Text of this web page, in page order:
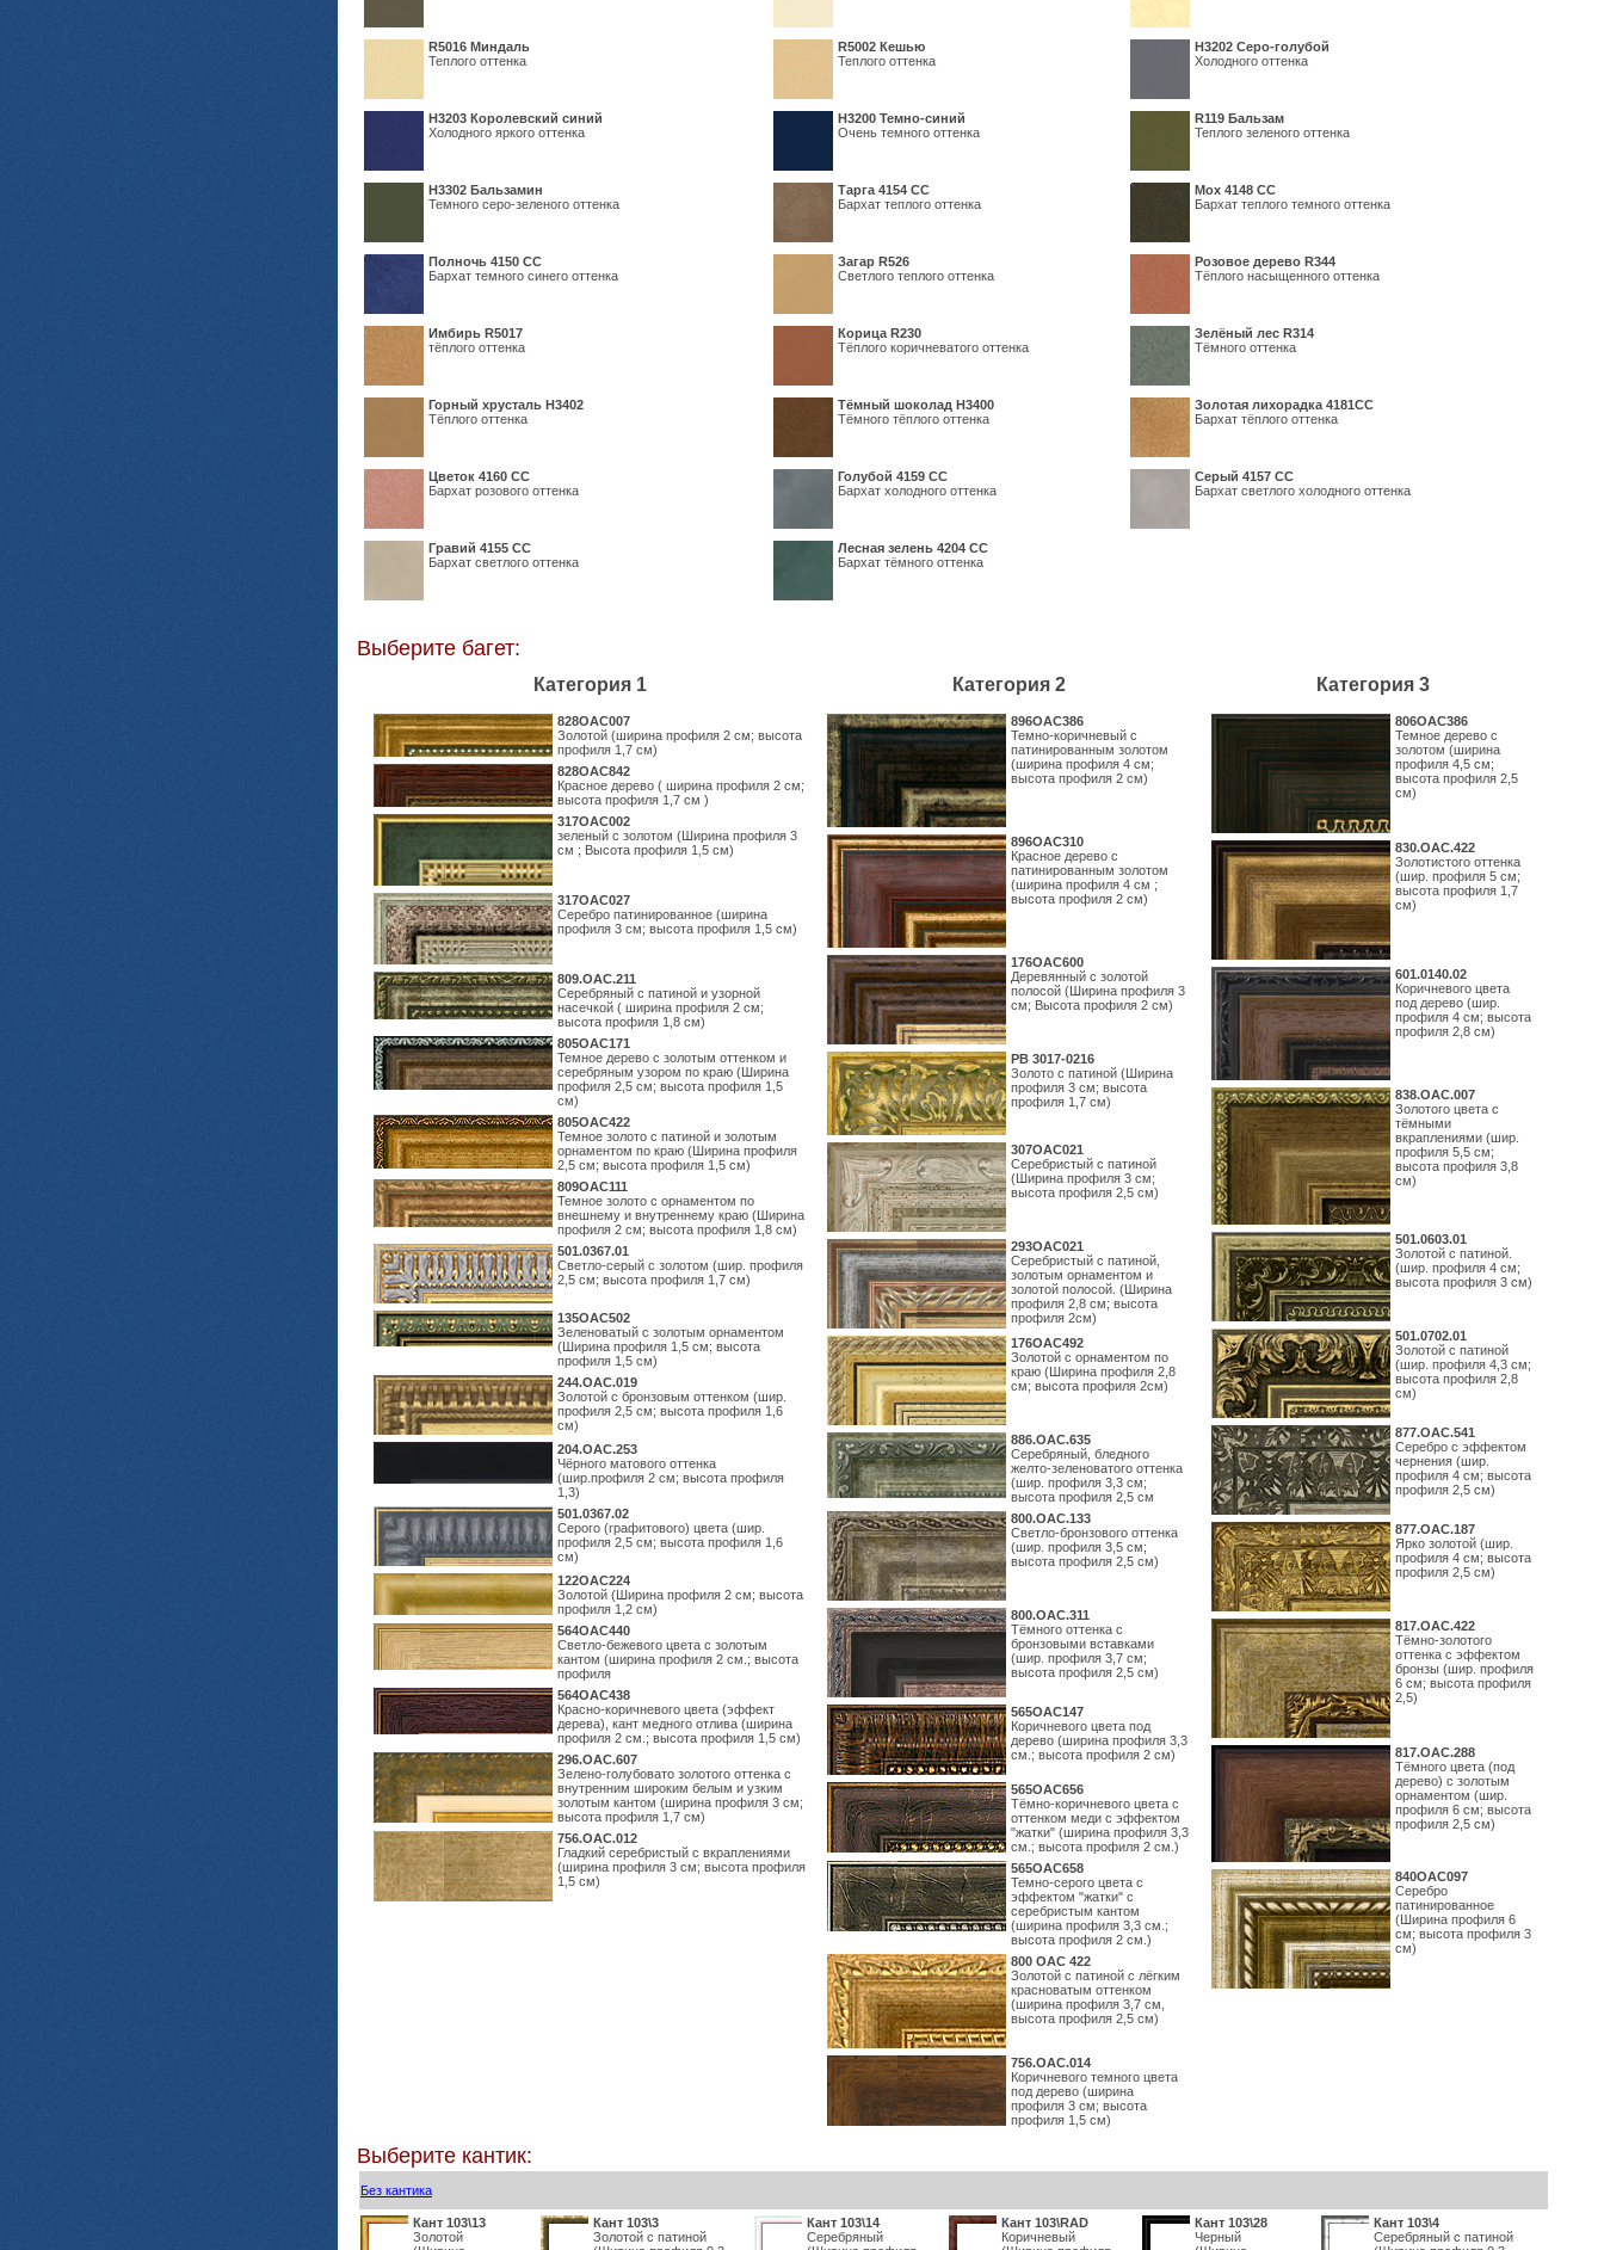
R5016 Миндаль
Теплого оттенка
R5002 Кешью
Теплого оттенка
Н3202 Серо-голубой
Холодного оттенка
Н3203 Королевский синий
Холодного яркого оттенка
Н3200 Темно-синий
Очень темного оттенка
R119 Бальзам
Теплого зеленого оттенка
Н3302 Бальзамин
Темного серо-зеленого оттенка
Тарга 4154 СС
Бархат теплого оттенка
Мох 4148 СС
Бархат теплого темного оттенка
Полночь 4150 СС
Бархат темного синего оттенка
Загар R526
Светлого теплого оттенка
Розовое дерево R344
Тёплого насыщенного оттенка
Имбирь R5017
тёплого оттенка
Корица R230
Тёплого коричневатого оттенка
Зелёный лес R314
Тёмного оттенка
Горный хрусталь H3402
Тёплого оттенка
Тёмный шоколад H3400
Тёмного тёплого оттенка
Золотая лихорадка 4181СС
Бархат тёплого оттенка
Цветок 4160 СС
Бархат розового оттенка
Голубой 4159 СС
Бархат холодного оттенка
Серый 4157 СС
Бархат светлого холодного оттенка
Гравий 4155 СС
Бархат светлого оттенка
Лесная зелень 4204 СС
Бархат тёмного оттенка
Выберите багет:
Категория 1 Категория 2 Категория 3
828OAC007
Золотой (ширина профиля 2 см; высота
профиля 1,7 см)
828OAC842
Красное дерево ( ширина профиля 2 см;
высота профиля 1,7 см )
317OAC002
зеленый с золотом (Ширина профиля 3
см ; Высота профиля 1,5 см)
317OAC027
Серебро патинированное (ширина
профиля 3 см; высота профиля 1,5 см)
809.ОАС.211
Серебряный с патиной и узорной
насечкой ( ширина профиля 2 см;
высота профиля 1,8 см)
805OAC171
Темное дерево с золотым оттенком и
серебряным узором по краю (Ширина
профиля 2,5 см; высота профиля 1,5
см)
805OAC422
Темное золото с патиной и золотым
орнаментом по краю (Ширина профиля
2,5 см; высота профиля 1,5 см)
809OAC111
Темное золото с орнаментом по
внешнему и внутреннему краю (Ширина
профиля 2 см; высота профиля 1,8 см)
501.0367.01
Светло-серый с золотом (шир. профиля
2,5 см; высота профиля 1,7 см)
135OAC502
Зеленоватый с золотым орнаментом
(Ширина профиля 1,5 см; высота
профиля 1,5 см)
244.ОАС.019
Золотой с бронзовым оттенком (шир.
профиля 2,5 см; высота профиля 1,6
см)
204.OAC.253
Чёрного матового оттенка
(шир.профиля 2 см; высота профиля
1,3)
501.0367.02
Серого (графитового) цвета (шир.
профиля 2,5 см; высота профиля 1,6
см)
122OAC224
Золотой (Ширина профиля 2 см; высота
профиля 1,2 см)
564ОАС440
Светло-бежевого цвета с золотым
кантом (ширина профиля 2 см.; высота
профиля
564ОАС438
Красно-коричневого цвета (эффект
дерева), кант медного отлива (ширина
профиля 2 см.; высота профиля 1,5 см)
296.OAC.607
Зелено-голубовато золотого оттенка с
внутренним широким белым и узким
золотым кантом (ширина профиля 3 см;
высота профиля 1,7 см)
756.OAC.012
Гладкий серебристый с вкраплениями
(ширина профиля 3 см; высота профиля
1,5 см)
896OAC386
Темно-коричневый с
патинированным золотом
(ширина профиля 4 см;
высота профиля 2 см)
896OAC310
Красное дерево с
патинированным золотом
(ширина профиля 4 см ;
высота профиля 2 см)
176OAC600
Деревянный с золотой
полосой (Ширина профиля 3
см; Высота профиля 2 см)
PB 3017-0216
Золото с патиной (Ширина
профиля 3 см; высота
профиля 1,7 см)
307OAC021
Серебристый с патиной
(Ширина профиля 3 см;
высота профиля 2,5 см)
293OAC021
Серебристый с патиной,
золотым орнаментом и
золотой полосой. (Ширина
профиля 2,8 см; высота
профиля 2см)
176OAC492
Золотой с орнаментом по
краю (Ширина профиля 2,8
см; высота профиля 2см)
886.ОАС.635
Серебряный, бледного
желто-зеленоватого оттенка
(шир. профиля 3,3 см;
высота профиля 2,5 см
800.ОАС.133
Светло-бронзового оттенка
(шир. профиля 3,5 см;
высота профиля 2,5 см)
800.ОАС.311
Тёмного оттенка с
бронзовыми вставками
(шир. профиля 3,7 см;
высота профиля 2,5 см)
565ОАС147
Коричневого цвета под
дерево (ширина профиля 3,3
см.; высота профиля 2 см)
565ОАС656
Тёмно-коричневого цвета с
оттенком меди с эффектом
"жатки" (ширина профиля 3,3
см.; высота профиля 2 см.)
565ОАС658
Темно-серого цвета с
эффектом "жатки" с
серебристым кантом
(ширина профиля 3,3 см.;
высота профиля 2 см.)
800 OAC 422
Золотой с патиной с лёгким
красноватым оттенком
(ширина профиля 3,7 см,
высота профиля 2,5 см)
756.OAC.014
Коричневого темного цвета
под дерево (ширина
профиля 3 см; высота
профиля 1,5 см)
806OAC386
Темное дерево с
золотом (ширина
профиля 4,5 см;
высота профиля 2,5
см)
830.ОАС.422
Золотистого оттенка
(шир. профиля 5 см;
высота профиля 1,7
см)
601.0140.02
Коричневого цвета
под дерево (шир.
профиля 4 см; высота
профиля 2,8 см)
838.ОАС.007
Золотого цвета с
тёмными
вкраплениями (шир.
профиля 5,5 см;
высота профиля 3,8
см)
501.0603.01
Золотой с патиной.
(шир. профиля 4 см;
высота профиля 3 см)
501.0702.01
Золотой с патиной
(шир. профиля 4,3 см;
высота профиля 2,8
см)
877.ОАС.541
Серебро с эффектом
чернения (шир.
профиля 4 см; высота
профиля 2,5 см)
877.ОАС.187
Ярко золотой (шир.
профиля 4 см; высота
профиля 2,5 см)
817.ОАС.422
Тёмно-золотого
оттенка с эффектом
бронзы (шир. профиля
6 см; высота профиля
2,5)
817.ОАС.288
Тёмного цвета (под
дерево) с золотым
орнаментом (шир.
профиля 6 см; высота
профиля 2,5 см)
840OAC097
Серебро
патинированное
(Ширина профиля 6
см; высота профиля 3
см)
Выберите кантик:
Без кантика
Кант 103\13
Золотой
Кант 103\3
Золотой с патиной
Кант 103\14
Серебряный
Кант 103\RAD
Коричневый
Кант 103\28
Черный
Кант 103\4
Серебряный с патиной